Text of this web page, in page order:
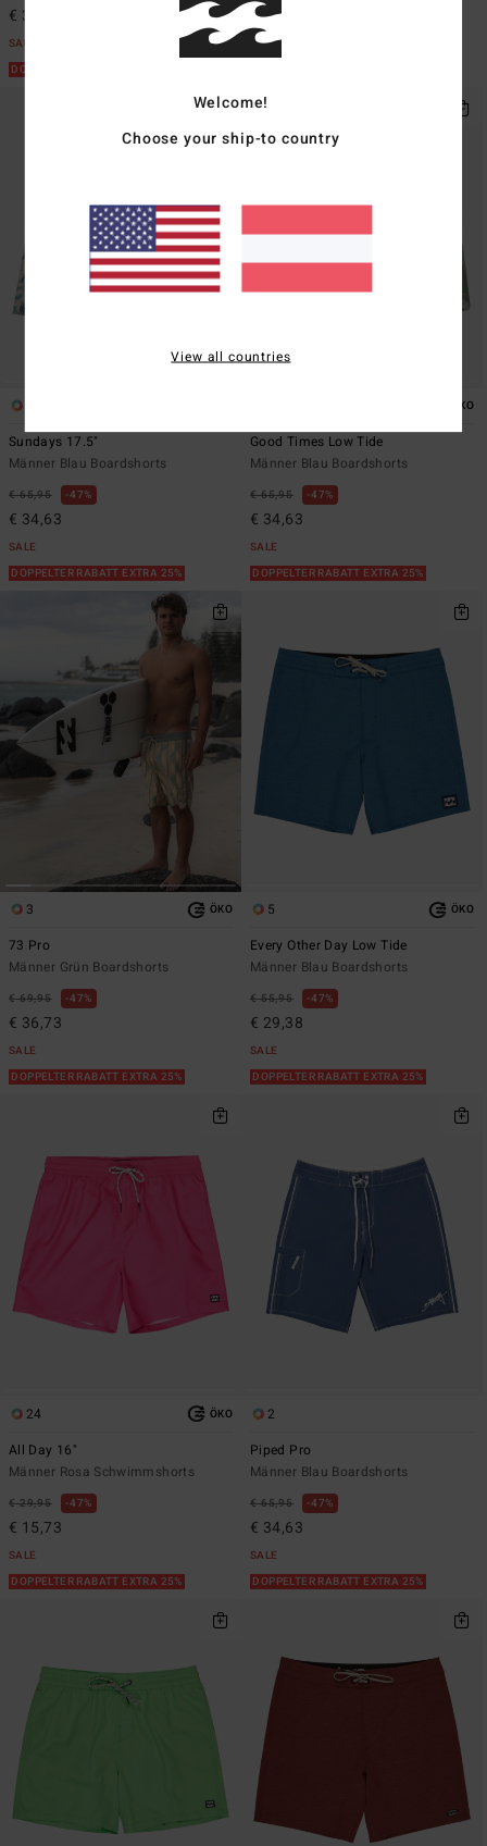
€ 34,63
SALE
DOPPELTER RABATT EXTRA 25%
€ 29,38
SALE
Sundays 17.5"
Männer Blau Boardshorts
€ 65,95 47%
€ 34,63
SALE
DOPPELTER RABATT EXTRA 25%
ÖKO
Good Times Low Tide
Männer Blau Boardshorts
€ 65,95 47%
€ 34,63
SALE
DOPPELTER RABATT EXTRA 25%
3 ÖKO
73 Pro
Männer Grün Boardshorts
€ 69,95 47%
€ 36,73
SALE
DOPPELTER RABATT EXTRA 25%
5 ÖKO
Every Other Day Low Tide
Männer Blau Boardshorts
€ 55,95 47%
€ 29,38
SALE
DOPPELTER RABATT EXTRA 25%
24 ÖKO
All Day 16"
Männer Rosa Schwimmshorts
€ 29,95 47%
€ 15,73
SALE
DOPPELTER RABATT EXTRA 25%
2
Piped Pro
Männer Blau Boardshorts
€ 65,95 47%
€ 34,63
SALE
DOPPELTER RABATT EXTRA 25%
Welcome!
Choose your ship-to country
View all countries